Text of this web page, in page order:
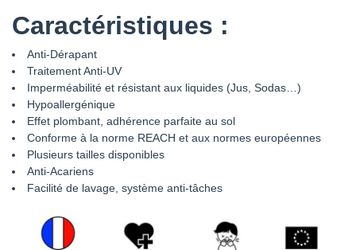
Caractéristiques :
Anti-Dérapant
Traitement Anti-UV
Imperméabilité et résistant aux liquides (Jus, Sodas…)
Hypoallergénique
Effet plombant, adhérence parfaite au sol
Conforme à la norme REACH et aux normes européennes
Plusieurs tailles disponibles
Anti-Acariens
Facilité de lavage, système anti-tâches